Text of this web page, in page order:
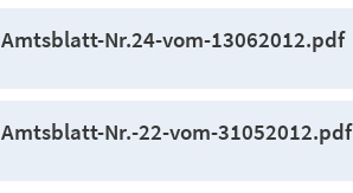
Amtsblatt-Nr.24-vom-13062012.pdf
Amtsblatt-Nr.-22-vom-31052012.pdf